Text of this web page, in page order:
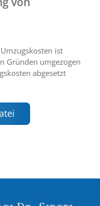
ist
Gründen umgezogen
abgesetzt